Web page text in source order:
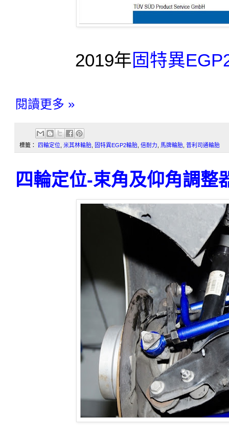
2019年 固特異
閱讀更多 »
標籤： 四輪定位 米其林輪胎 固特異EGP2輪胎 倍耐力 馬牌輪胎 普利司通輪胎
四輪定位-束角及仰角調整